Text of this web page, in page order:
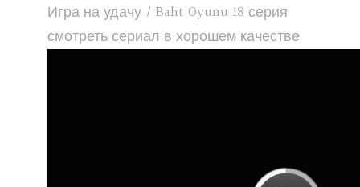
Игра на удачу / Baht Oyunu 18 серия
смотреть сериал в хорошем качестве